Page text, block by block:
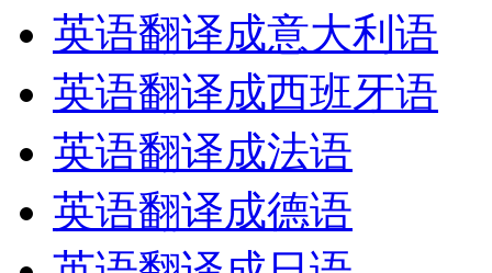
英语翻译成意大利语
英语翻译成西班牙语
英语翻译成法语
英语翻译成德语